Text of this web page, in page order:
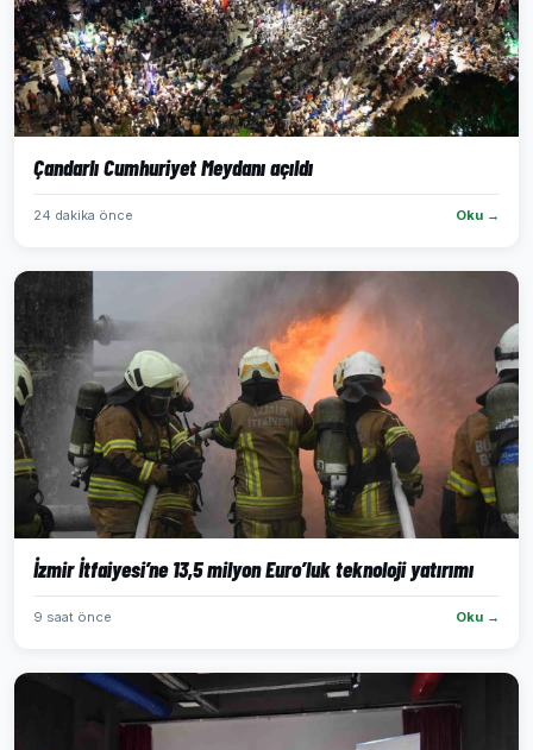
Çandarlı Cumhuriyet Meydanı açıldı
24 dakika önce Oku →
İzmir İtfaiyesi’ne 13,5 milyon Euro’luk teknoloji yatırımı
9 saat önce Oku →